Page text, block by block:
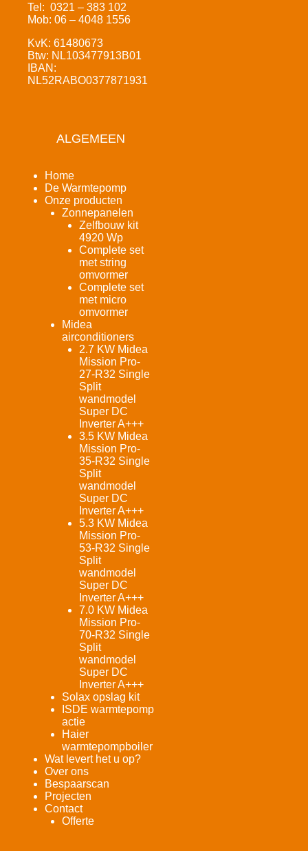
Tel: 0321 – 383 102
Mob: 06 – 4048 1556
KvK: 61480673
Btw: NL103477913B01
IBAN:
NL52RABO0377871931
ALGEMEEN
Home
De Warmtepomp
Onze producten
Zonnepanelen
Zelfbouw kit
4920 Wp
Complete set
met string
omvormer
Complete set
met micro
omvormer
Midea
airconditioners
2.7 KW Midea
Mission Pro-
27-R32 Single
Split
wandmodel
Super DC
Inverter A+++
3.5 KW Midea
Mission Pro-
35-R32 Single
Split
wandmodel
Super DC
Inverter A+++
5.3 KW Midea
Mission Pro-
53-R32 Single
Split
wandmodel
Super DC
Inverter A+++
7.0 KW Midea
Mission Pro-
70-R32 Single
Split
wandmodel
Super DC
Inverter A+++
Solax opslag kit
ISDE warmtepomp
actie
Haier
warmtepompboiler
Wat levert het u op?
Over ons
Bespaarscan
Projecten
Contact
Offerte